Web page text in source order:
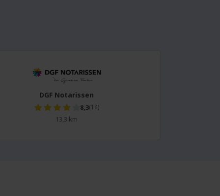
DGF Notarissen
8,3(14)
13,3 km